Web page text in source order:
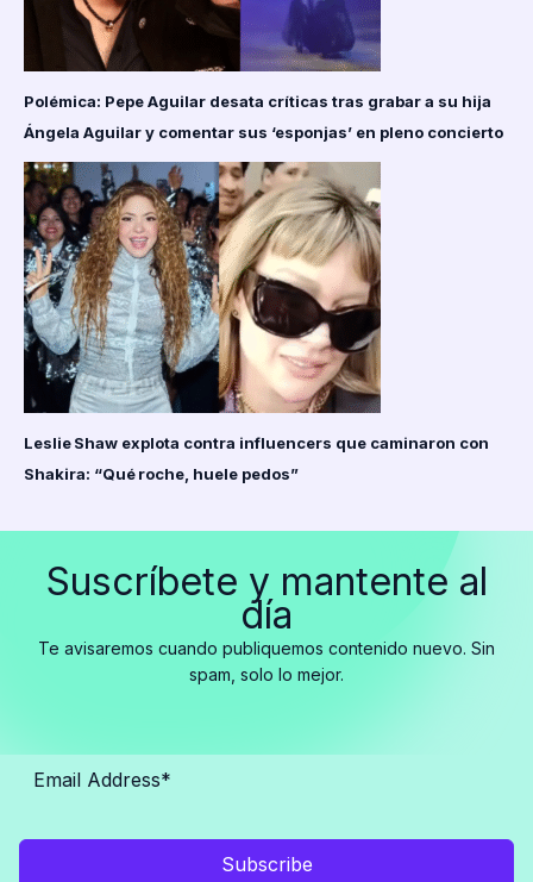
Polémica: Pepe Aguilar desata críticas tras grabar a su hija
Ángela Aguilar y comentar sus ‘esponjas’ en pleno concierto
Leslie Shaw explota contra influencers que caminaron con
Shakira: “Qué roche, huele pedos”
Suscríbete y mantente al
día
Te avisaremos cuando publiquemos contenido nuevo. Sin
spam, solo lo mejor.
Subscribe